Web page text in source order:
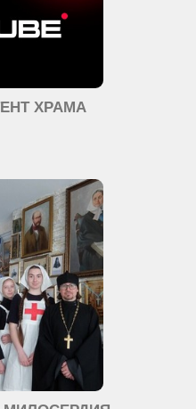
ХРАМА